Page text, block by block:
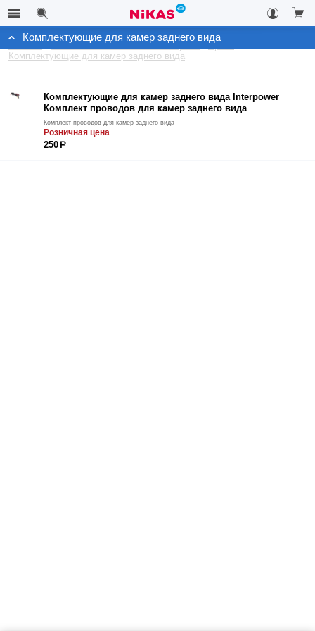
Автомобильные системы контроля
Архив
Комплектующие для камер заднего вида
Комплектующие для камер заднего вида
Комплектующие для камер заднего вида Interpower
Комплект проводов для камер заднего вида
Комплект проводов для камер заднего вида
Розничная цена
250р